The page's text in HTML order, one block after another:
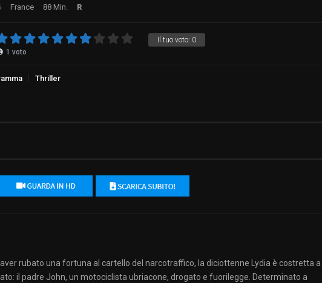
France 88 Min. R
Il tuo voto: 0
1 voto
Thriller
rubato una fortuna al cartello del narcotraffico, la diciottenne Lydia è costretta a
il padre John, un motociclista ubriacone, drogato e fuorilegge. Determinato a